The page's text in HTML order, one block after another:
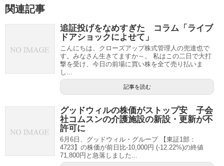
関連記事
追証投げをなめすぎた コラム「ライブ
ドアショックによせて」
こんにちは、クローズアップ株式管理人の兜達也で
す。みなさん生きてますか～。 私はこの二日で大打
撃を受け、今日の前場に買い株を全て売り払いま
し...
記事を読む
グッドウィルの株価がストップ安 子会
社コムスンの介護施設の新設・更新が不
許可に
6月6日、グッドウィル・グループ 【東証1部：
4723】の株価が前日比-10,000円 (-12.22%)の終値
71,800円と急落しました...